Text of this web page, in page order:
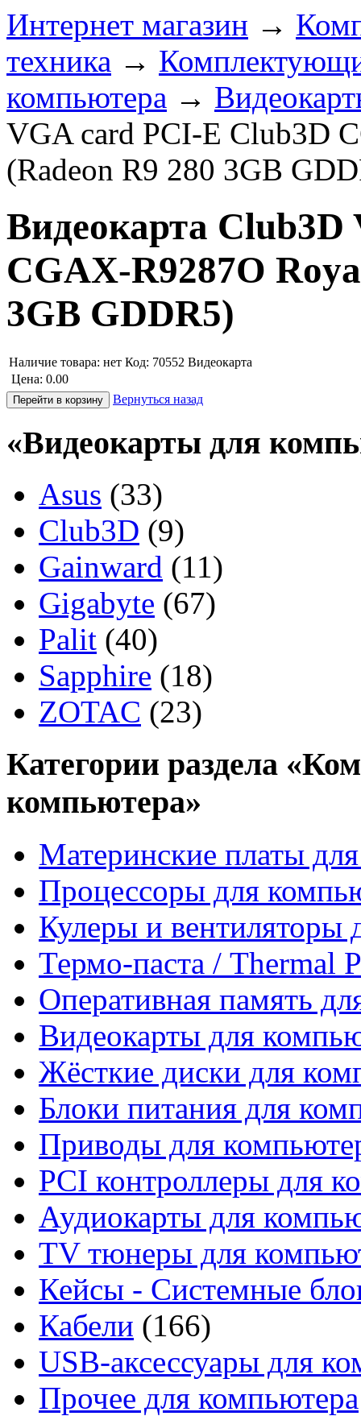
Интернет магазин →
техника →
компьютера →
VGA card PCI-E Club3D
(Radeon R9 280 3GB
Видеокарта
CGAX-R9287O
3GB GDDR5)
Наличие товара: нет Код: 70552 Видеокарта
Цена: 0.00
Вернуться назад
«Видеокарты для
Asus (33)
Club3D (9)
Gainward (11)
Gigabyte (67)
Palit (40)
Sapphire (18)
ZOTAC (23)
Категории раздела
компьютера»
Материнские платы
Процессоры для
Кулеры и вентиляторы
Термо-паста / Thermal
Оперативная память
Видеокарты для
Жёсткие диски для
Блоки питания для
Приводы для
PCI контроллеры для
Аудиокарты для
TV тюнеры для
Кейсы - Системные
Кабели (166)
USB-аксессуары для
Прочее для компьютера